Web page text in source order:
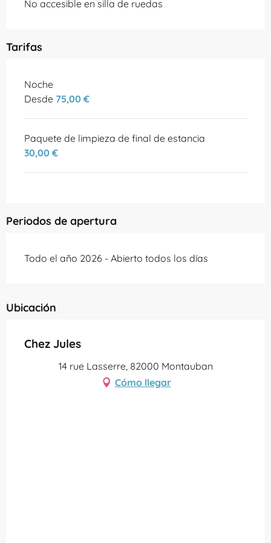
No accesible en silla de ruedas
Tarifas
Tarifas 2026
Noche
Desde 75,00 €
Paquete de limpieza de final de estancia
30,00 €
Periodos de apertura
Todo el año 2026 - Abierto todos los días
Ubicación
Chez Jules
14 rue Lasserre, 82000 Montauban
Cómo llegar